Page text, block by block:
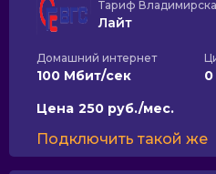
Тариф
Лайт
Домашний интернет
100 Мбит/сек
0
Цена 250 руб./мес.
Подключить такой же